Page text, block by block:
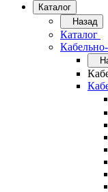
Каталог
Назад
Каталог